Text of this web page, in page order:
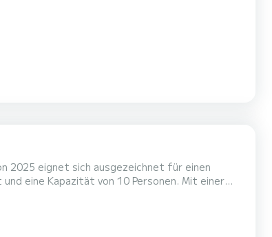
2025 eignet sich ausgezeichnet für einen
Urlaub auf dem Wasser in der Umgebung